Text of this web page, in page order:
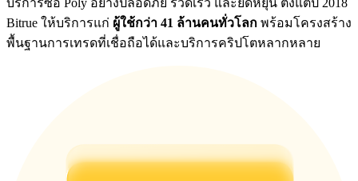
USDT New User Exclusive 10% APR
USDT Flexible Staking | Daily Rewards
Bitrue ให้บริการแก่ ผู้ใช้กว่า 41 ล้านคนทั่วโลก พร้อมโครงสร้าง
พื้นฐานการเทรดที่เชื่อถือได้และบริการคริปโตหลากหลาย